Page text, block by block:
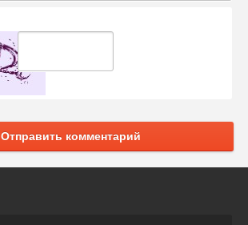
Отправить комментарий